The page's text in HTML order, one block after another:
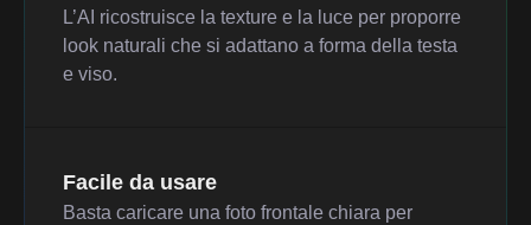
L’AI ricostruisce la texture e la luce per proporre
look naturali che si adattano a forma della testa
e viso.
Facile da usare
Basta caricare una foto frontale chiara per